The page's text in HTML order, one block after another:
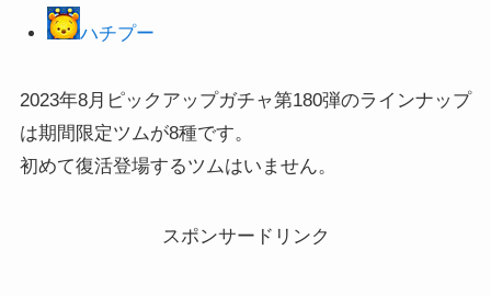
ハチプー
2023年8月ピックアップガチャ第180弾のラインナップ
は期間限定ツムが8種です。
初めて復活登場するツムはいません。
スポンサードリンク